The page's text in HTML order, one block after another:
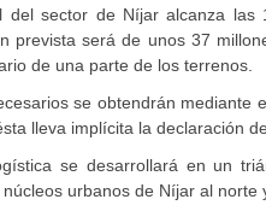
sector de Níjar alcanza las
prevista será de unos 37
de una parte de los terrenos.
se obtendrán mediante
lleva implícita la declaración
se desarrollará en un
urbanos de Níjar al norte